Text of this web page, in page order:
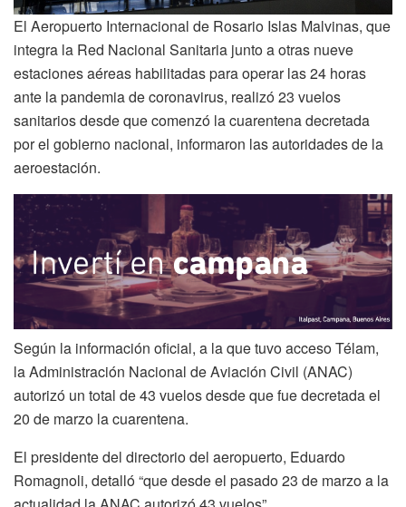
El Aeropuerto Internacional de Rosario Islas Malvinas, que
integra la Red Nacional Sanitaria junto a otras nueve
estaciones aéreas habilitadas para operar las 24 horas
ante la pandemia de coronavirus, realizó 23 vuelos
sanitarios desde que comenzó la cuarentena decretada
por el gobierno nacional, informaron las autoridades de la
aeroestación.
Según la información oficial, a la que tuvo acceso Télam,
la Administración Nacional de Aviación Civil (ANAC)
autorizó un total de 43 vuelos desde que fue decretada el
20 de marzo la cuarentena.
El presidente del directorio del aeropuerto, Eduardo
Romagnoli, detalló “que desde el pasado 23 de marzo a la